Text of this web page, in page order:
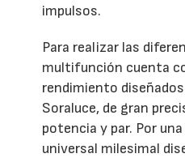
impulsos.
Para realizar las
multifunción cuenta
rendimiento
Soraluce, de gran
potencia y par. Por
universal milesimal